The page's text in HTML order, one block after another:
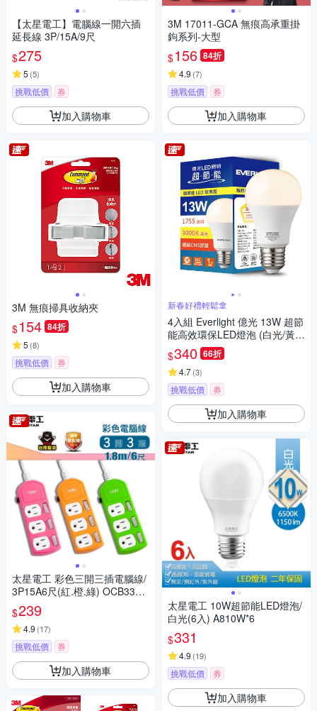
【太星電工】電腦線一開六插
延長線 3P/15A/9尺
$275
5 (5)
挑戰低價 券
加入購物車
3M 無痕掃具收納夾
$154 84折
5 (8)
挑戰低價 券
加入購物車
太星電工 彩色三開三插電腦線/
3P15A6尺(紅.橙.綠) OCB3330
$239
4.9 (17)
挑戰低價 券
加入購物車
3M 17011-GCA 無痕高承重掛
鉤系列-大型
$156 84折
4.9 (7)
挑戰低價 券
加入購物車
新春好禮輕鬆拿
4入組 Everlight 億光 13W 超節
能高效環保LED燈泡 (白光/黃
光/自然光)
$340 66折
4.7(3)
挑戰低價 券
加入購物車
太星電工 10W超節能LED燈泡/
白光(6入) A810W*6
$331
4.9 (19)
挑戰低價 券
加入購物車